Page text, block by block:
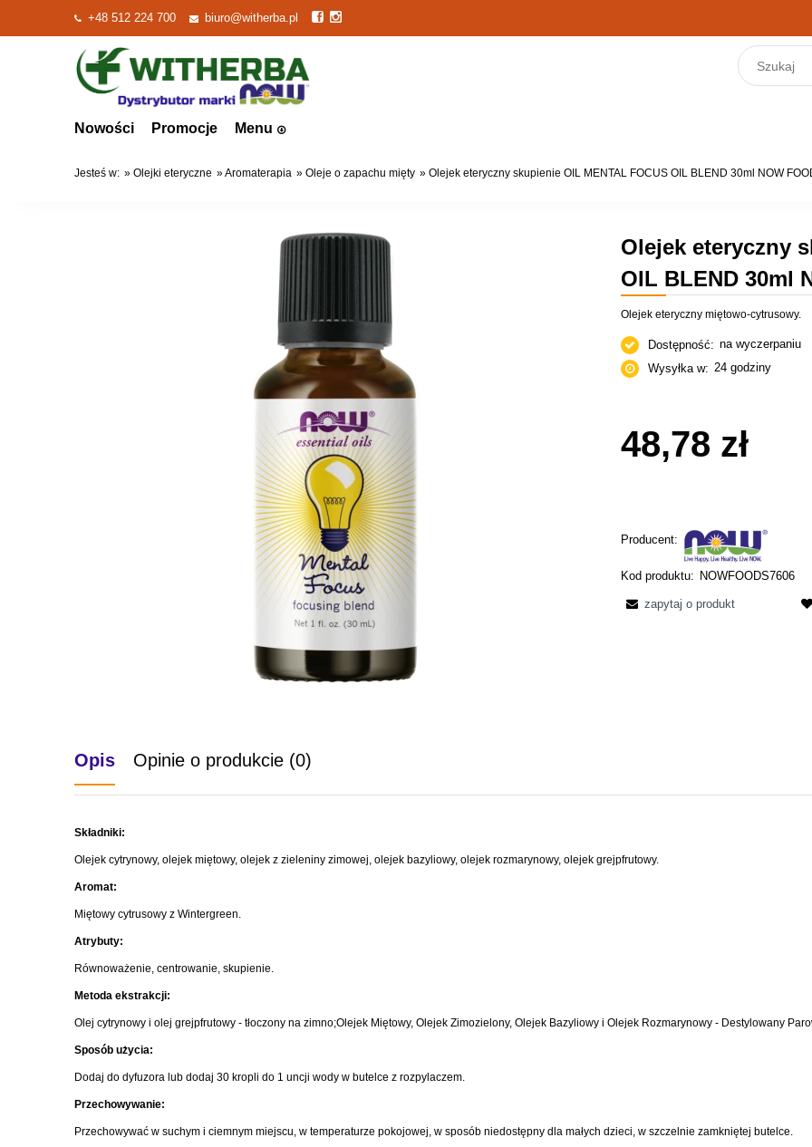
+48 512 224 700 biuro@witherba.pl
Nowości Promocje Menu
Jesteś w: » Olejki eteryczne »Aromaterapia » Oleje o zapachu mięty » Olejek eteryczny skupienie OIL MENTAL FOCUS OIL BLEND 30ml NOW
Olejek eteryczny
OIL BLEND 30ml
Olejek eteryczny miętowo-cytrusowy.
Dostępność: na wyczerpaniu
Wysyłka w: 24 godziny
48,78 zł
Producent:
Kod produktu: NOWFOODS7606
zapytaj o produkt
Opis Opinie o produkcie (0)
Składniki:
Olejek cytrynowy, olejek miętowy, olejek z zieleniny zimowej, olejek bazyliowy, olejek rozmarynowy, olejek grejpfrutowy.
Aromat:
Miętowy cytrusowy z Wintergreen.
Atrybuty:
Równoważenie, centrowanie, skupienie.
Metoda ekstrakcji:
Olej cytrynowy i olej grejpfrutowy - tłoczony na zimno;Olejek Miętowy, Olejek Zimozielony, Olejek Bazyliowy i Olejek Rozmarynowy - Destylowany
Sposób użycia:
Dodaj do dyfuzora lub dodaj 30 kropli do 1 uncji wody w butelce z rozpylaczem.
Przechowywanie:
Przechowywać w suchym i ciemnym miejscu, w temperaturze pokojowej, w sposób niedostępny dla małych dzieci, w szczelnie zamkniętej butelce.